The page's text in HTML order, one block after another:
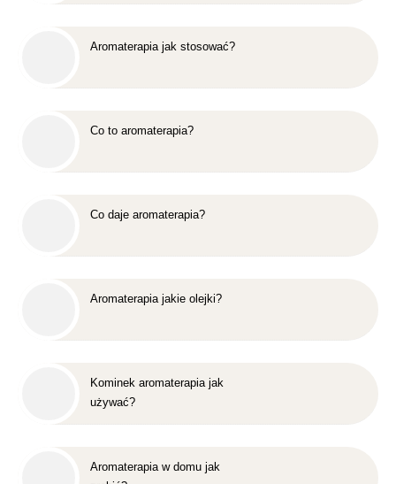
Aromaterapia jak stosować?
Co to aromaterapia?
Co daje aromaterapia?
Aromaterapia jakie olejki?
Kominek aromaterapia jak
używać?
Aromaterapia w domu jak